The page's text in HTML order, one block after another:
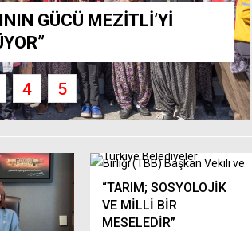
GÜCÜ MEZİTLİ’Yİ
4 5
“TARIM; SOSYOLOJİK
VE MİLLİ BİR
MESELEDİR”
GERÇEKLEŞTİ